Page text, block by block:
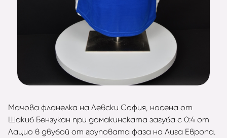
Мачова фланелка на Левски София, носена от
Шакиб Бензукан при домакинската загуба с 0:4 от
Лацио в двубой от груповата фаза на Лига Европа.